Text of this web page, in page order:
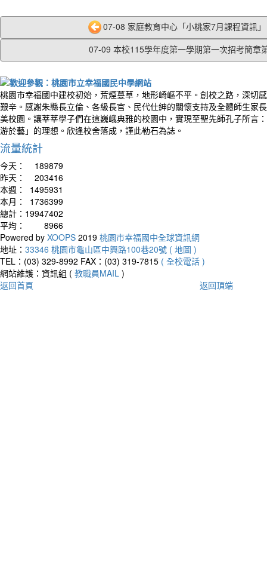
07-08 家庭教育中心「小桃家7月課程資訊
07-09 本校115學年度第一學期第一次招考簡章
桃園市幸福國中建校初始，荒煙蔓草，地形崎嶇不平。創校之路，深切
艱辛。感謝朱縣長立倫、各級長官、民代仕紳的關懷支持及全體師生家
美校園。讓莘莘學子們在這巍峨典雅的校園中，實現至聖先師孔子所言
游於藝」的理想。欣逢校舍落成，謹此勒石為誌。
流量統計
今天：
189879
昨天：
203416
本週：
1495931
本月：
1736399
總計： 19947402
平均：
8966
Powered by XOOPS 2019 桃園市幸福國中全球資訊網
地址： 33346 桃園市龜山區中興路100巷20號 ( 地圖 )
TEL：(03) 329-8992 FAX：(03) 319-7815 ( 全校電話 )
網站維護：資訊組 ( 教職員MAIL )
返回首頁
返回頂端